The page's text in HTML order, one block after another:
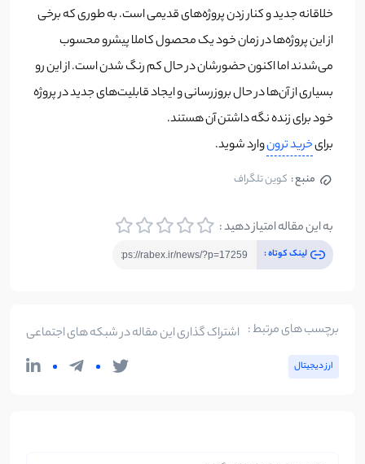
خلاقانه جدید و کنار زدن پروژه‌‌های قدیمی است. به طوری که برخی
از این پروژ‌ه‌ها در زمان خود یک محصول کاملا پیشرو محسوب
می‌شدند اما اکنون حضورشان در حال کم رنگ شدن است. از این رو
بسیاری از آن‌ها در حال بروزرسانی و ایجاد قابلیت‌های جدید در پروژه
خود برای زنده نگه داشتن آن هستند.
برایخرید ترونوارد شوید.
منبع : کوین تلگراف
به این مقاله امتیاز دهید :
لینک کوتاه :
برچسب های مرتبط :
ارز دیجیتال
اشتراک گذاری این مقاله در شبکه های اجتماعی